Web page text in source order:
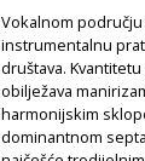
Vokalnom
instrumentalnu
društava.
obilježava
harmonijskim
dominantnom